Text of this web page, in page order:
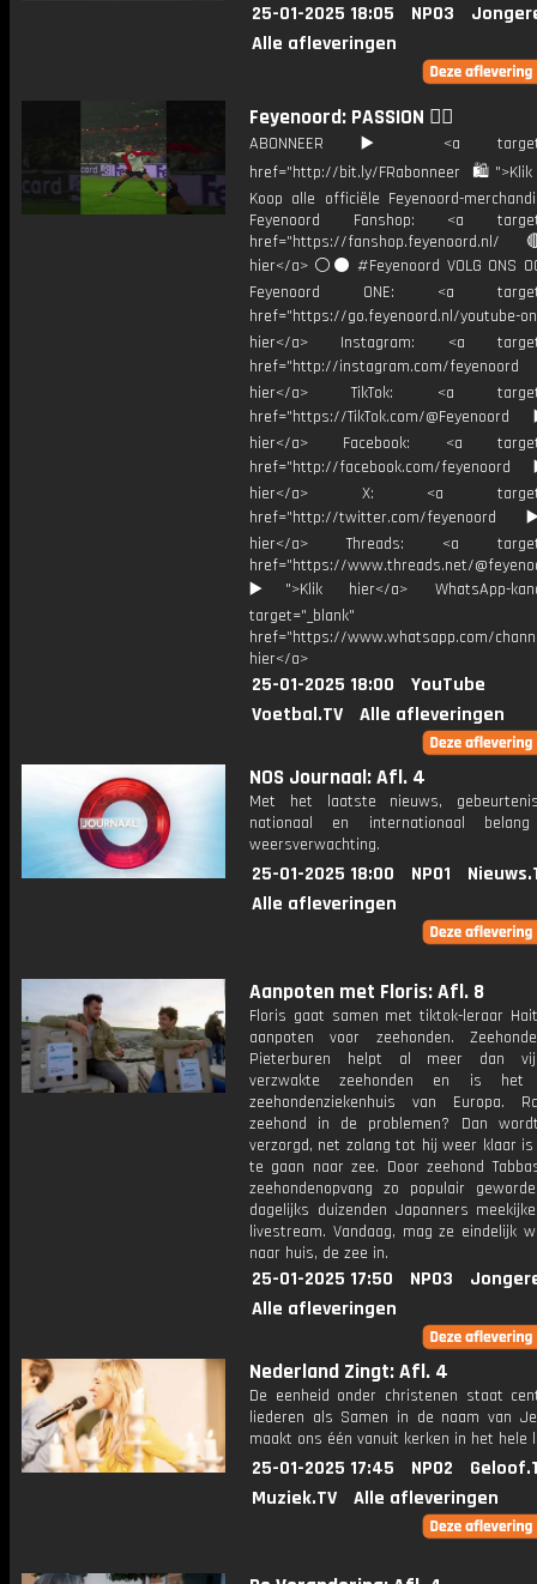
25-01-2025 18:05 NPO3
Alle afleveringen
Feyenoord: PASSION ❤️‍🔥
ABONNEER ▶️ <a
href="http://bit.ly/FRabonneer
Koop alle officiële Feyenoord-
Feyenoord Fanshop: <a
href="https://
hier</a> ⚪️⚫ #Feyenoord VOLG ONS
Feyenoord ONE: <a
href="https://go.feyenoord.nl/youtube-
hier</a> Instagram: <a
href="http://instagram.com/
hier</a> TikTok: <a
href="https://TikTok.com/
hier</a> Facebook: <a
href="http://facebook.com/
hier</a> X: <a
href="http://twitter.com/
hier</a> Threads: <a
href="https://www.threads.net/
▶️">Klik hier</a> WhatsApp-
target="_blank"
href="https://www.whatsapp.com/
hier</a>
25-01-2025 18:00
YouTube
Voetbal.TV
Alle afleveringen
NOS Journaal: Afl. 4
Met het laatste nieuws,
nationaal en internationaal
weersverwachting.
25-01-2025 18:00 NPO1
Alle afleveringen
Aanpoten met Floris: Afl. 8
Floris gaat samen met tiktok-leraar
aanpoten voor zeehonden.
Pieterburen helpt al meer dan
verzwakte zeehonden en is het
zeehondenziekenhuis van Europa.
zeehond in de problemen? Dan
verzorgd, net zolang tot hij weer klaar
te gaan naar zee. Door zeehond
zeehondenopvang zo populair
dagelijks duizenden Japanners
livestream. Vandaag, mag ze eindelijk
naar huis, de zee in.
25-01-2025 17:50 NPO3
Alle afleveringen
Nederland Zingt: Afl. 4
De eenheid onder christenen staat
liederen als Samen in de naam van
maakt ons één vanuit kerken in het hele
25-01-2025 17:45 NPO2
Muziek.TV
Alle afleveringen